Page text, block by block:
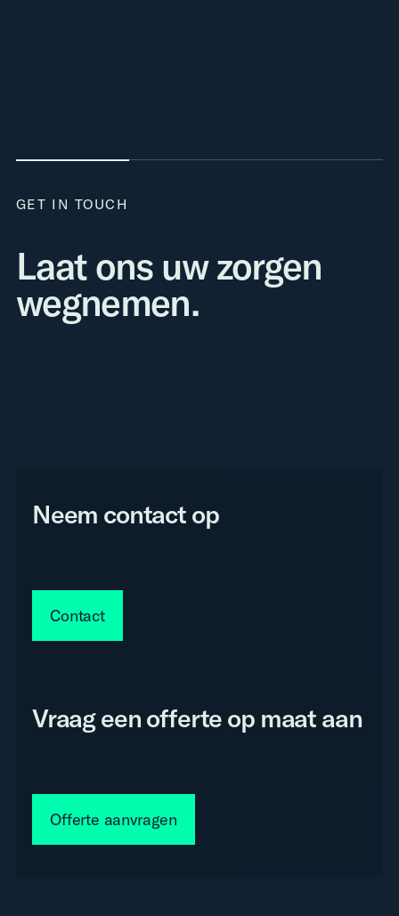
GET IN TOUCH
Laat ons uw zorgen
wegnemen.
Neem contact op
Contact
Vraag een offerte op maat aan
Offerte aanvragen